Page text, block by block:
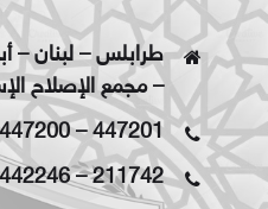
طرابلس – لبنان –
– مجمع الإصلاح
–447201
–211742